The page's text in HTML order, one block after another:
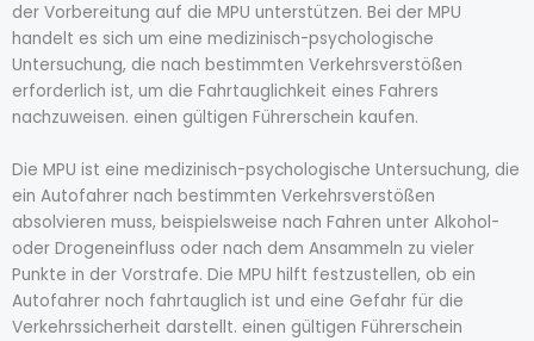
der Vorbereitung auf die MPU unterstützen. Bei der MPU
handelt es sich um eine medizinisch-psychologische
Untersuchung, die nach bestimmten Verkehrsverstößen
erforderlich ist, um die Fahrtauglichkeit eines Fahrers
nachzuweisen. einen gültigen Führerschein kaufen.
Die MPU ist eine medizinisch-psychologische Untersuchung, die
ein Autofahrer nach bestimmten Verkehrsverstößen
absolvieren muss, beispielsweise nach Fahren unter Alkohol-
oder Drogeneinfluss oder nach dem Ansammeln zu vieler
Punkte in der Vorstrafe. Die MPU hilft festzustellen, ob ein
Autofahrer noch fahrtauglich ist und eine Gefahr für die
Verkehrssicherheit darstellt. einen gültigen Führerschein